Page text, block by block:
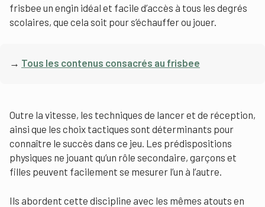
frisbee un engin idéal et facile d’accès à tous les degrés
scolaires, que cela soit pour s’échauffer ou jouer.
→ Tous les contenus consacrés au frisbee
Outre la vitesse, les techniques de lancer et de réception,
ainsi que les choix tactiques sont déterminants pour
connaître le succès dans ce jeu. Les prédispositions
physiques ne jouant qu’un rôle secondaire, garçons et
filles peuvent facilement se mesurer l’un à l’autre.
Ils abordent cette discipline avec les mêmes atouts en